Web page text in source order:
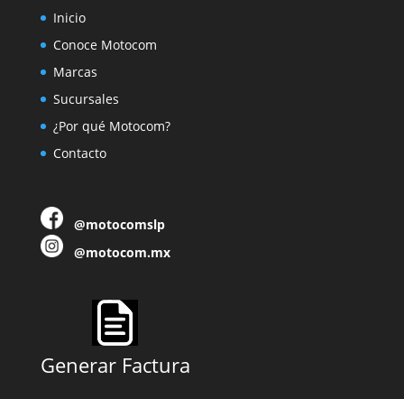
Inicio
Conoce Motocom
Marcas
Sucursales
¿Por qué Motocom?
Contacto
@motocomslp
@motocom.mx
Generar Factura